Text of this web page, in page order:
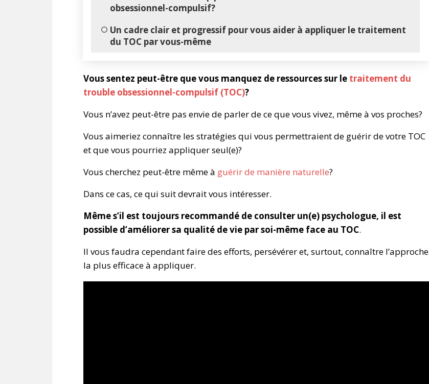
obsessionnel-compulsif?
Un cadre clair et progressif pour vous aider à appliquer le traitement
du TOC par vous-même
Vous sentez peut-être que vous manquez de ressources sur le traitement du
trouble obsessionnel-compulsif (TOC)?
Vous n’avez peut-être pas envie de parler de ce que vous vivez, même à vos proches?
Vous aimeriez connaître les stratégies qui vous permettraient de guérir de votre TOC
et que vous pourriez appliquer seul(e)?
Vous cherchez peut-être même à guérir de manière naturelle?
Dans ce cas, ce qui suit devrait vous intéresser.
Même s’il est toujours recommandé de consulter un(e) psychologue, il est
possible d’améliorer sa qualité de vie par soi-même face au TOC.
Il vous faudra cependant faire des efforts, persévérer et, surtout, connaître l’approche
la plus efficace à appliquer.